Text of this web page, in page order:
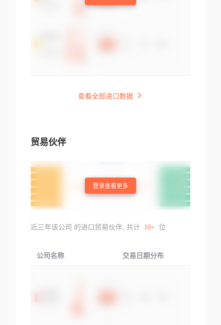
查看全部进口数据
贸易伙伴
登录查看更多
近三年该公司 的进口贸易伙伴, 共计 10+ 位
公司名称 交易日期分布